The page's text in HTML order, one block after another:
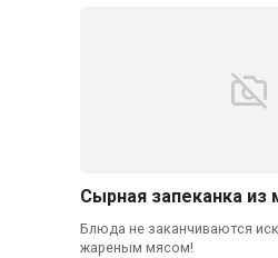
Сырная запеканка из
Блюда не заканчиваются
жареным мясом!